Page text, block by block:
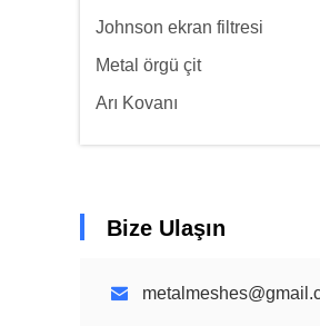
Johnson ekran filtresi
Metal örgü çit
Arı Kovanı
Bize Ulaşın